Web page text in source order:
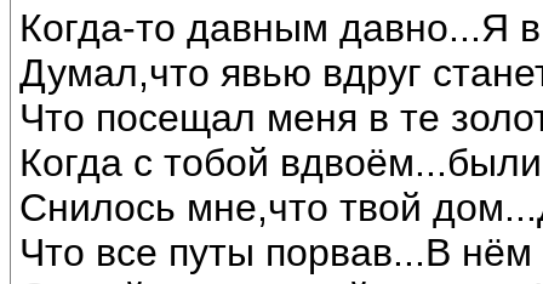
Когда-то давным давно...Я
Думал,что явью вдруг
Что посещал меня в те
Когда с тобой
Снилось мне,что твой
Что все путы порвав...В нём